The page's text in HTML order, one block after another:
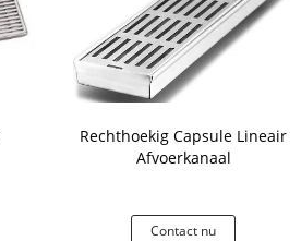
Rechthoekig Capsule Lineair
Afvoerkanaal
Contact nu